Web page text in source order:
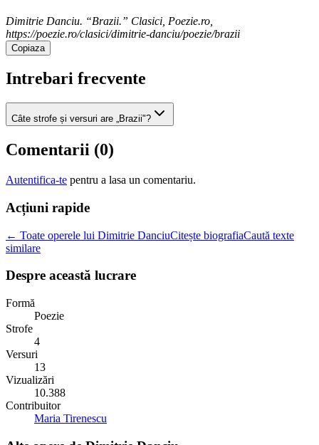
Dimitrie Danciu. “Brazii.” Clasici, Poezie.ro,
https://poezie.ro/clasici/dimitrie-danciu/poezie/brazii
Copiaza
Intrebari frecvente
Câte strofe și versuri are „Brazii"?
Comentarii (0)
Autentifica-te pentru a lasa un comentariu.
Acțiuni rapide
← Toate operele lui Dimitrie DanciuCitește biografiaCaută texte
similare
Despre această lucrare
Formă
Poezie
Strofe
4
Versuri
13
Vizualizări
10.388
Contribuitor
Maria Tirenescu